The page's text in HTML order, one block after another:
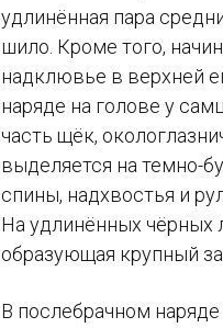
удлинённая пара
шило. Кроме того,
надклювье в верхней
наряде на голове у
часть щёк,
выделяется на темно-
спины, надхвостья и
На удлинённых чёрных
образующая крупный
В послебрачном